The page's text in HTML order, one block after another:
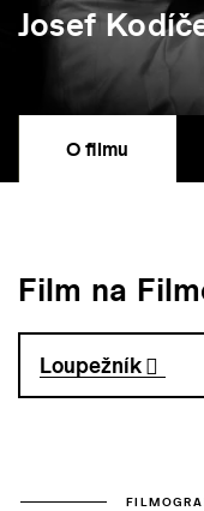
Josef
O filmu
Film na
Loupežník